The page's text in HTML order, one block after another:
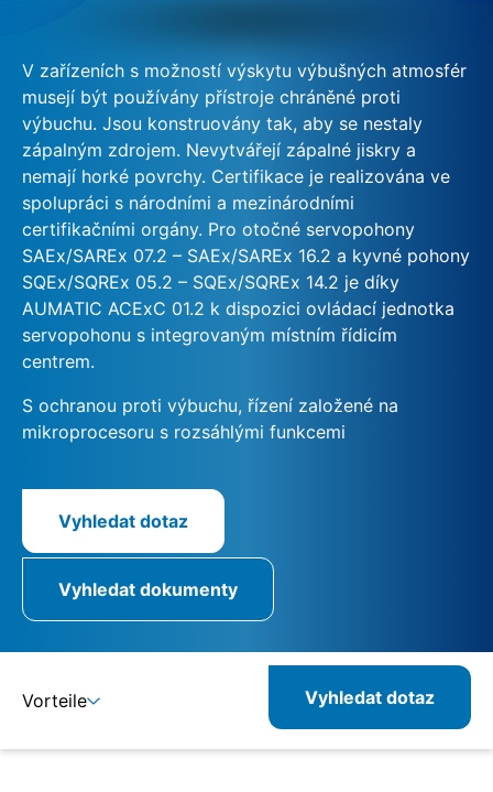
V zařízeních s možností výskytu výbušných atmosfér
musejí být používány přístroje chráněné proti
výbuchu. Jsou konstruovány tak, aby se nestaly
zápalným zdrojem. Nevytvářejí zápalné jiskry a
nemají horké povrchy. Certifikace je realizována ve
spolupráci s národními a mezinárodními
certifikačními orgány. Pro otočné servopohony
SAEx/SAREx 07.2 – SAEx/SAREx 16.2 a kyvné pohony
SQEx/SQREx 05.2 – SQEx/SQREx 14.2 je díky
AUMATIC ACExC 01.2 k dispozici ovládací jednotka
servopohonu s integrovaným místním řídicím
centrem.
S ochranou proti výbuchu, řízení založené na
mikroprocesoru s rozsáhlými funkcemi
Vyhledat dotaz
Vyhledat dokumenty
Vorteile Vyhledat dotaz